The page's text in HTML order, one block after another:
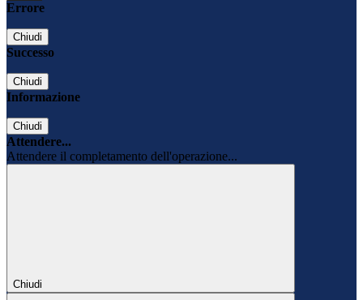
Errore
Chiudi
Successo
Chiudi
Informazione
Chiudi
Attendere...
Attendere il completamento dell'operazione...
Chiudi